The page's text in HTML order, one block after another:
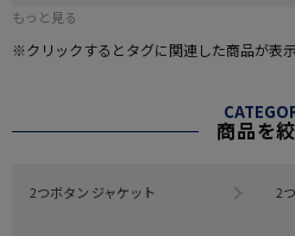
もっと見る
※クリックするとタグに関連した商品が表示
商品を
2つボタン ジャケット 2